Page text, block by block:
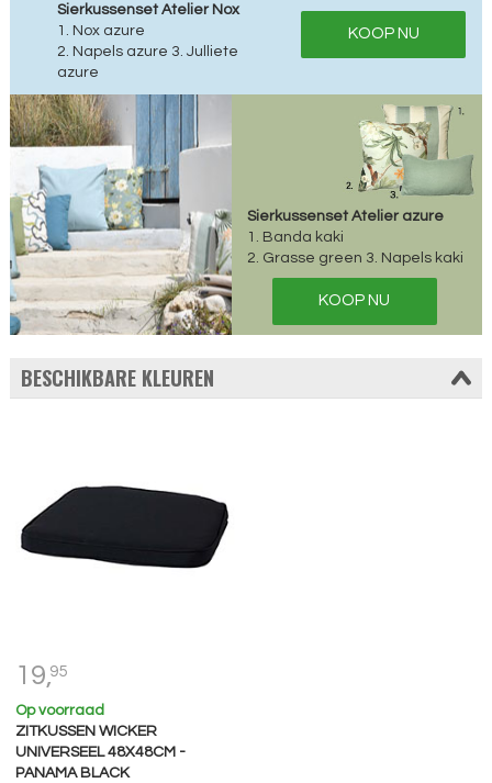
Sierkussenset Atelier Nox
1. Nox azure
2. Napels azure 3. Julliete
azure
KOOP NU
Sierkussenset Atelier azure
1. Banda kaki
2. Grasse green 3. Napels kaki
KOOP NU
BESCHIKBARE KLEUREN
19,95
Op voorraad
ZITKUSSEN WICKER
UNIVERSEEL 48X48CM -
PANAMA BLACK